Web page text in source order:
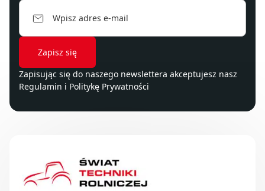
Zapisując się do naszego newslettera akceptujesz nasz
Regulamin i Politykę Prywatności